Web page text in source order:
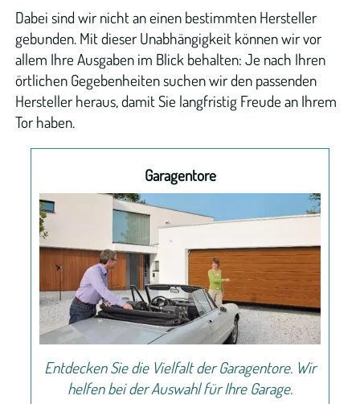
Schiebetorantriebe
Tiefgaragentorantriebe
Sicherheitstechnik
Schließanlagen
Tresore
Über
uns
Offene
Stellen
Dabei sind wir nicht an einen bestimmten Hersteller
gebunden. Mit dieser Unabhängigkeit können wir vor
allem Ihre Ausgaben im Blick behalten: Je nach Ihren
örtlichen Gegebenheiten suchen wir den passenden
Hersteller heraus, damit Sie langfristig Freude an Ihrem
Tor haben.
Garagentore
Entdecken Sie die Vielfalt der Garagentore. Wir
helfen bei der Auswahl für Ihre Garage.